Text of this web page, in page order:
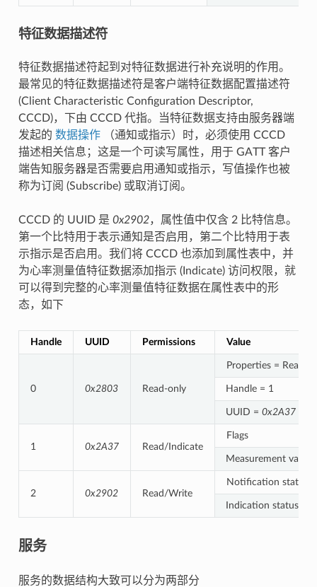
特征数据描述符
特征数据描述符起到对特征数据进行补充说明的作用。
最常见的特征数据描述符是客户端特征数据配置描述符
(Client Characteristic Configuration Descriptor,
CCCD)，下由 CCCD 代指。当特征数据支持由服务器端
发起的 数据操作（通知或指示）时，必须使用 CCCD
描述相关信息；这是一个可读写属性，用于 GATT 客户
端告知服务器是否需要启用通知或指示，写值操作也被
称为订阅 (Subscribe) 或取消订阅。
CCCD 的 UUID 是 0x2902，属性值中仅含 2 比特信息。
第一个比特用于表示通知是否启用，第二个比特用于表
示指示是否启用。我们将 CCCD 也添加到属性表中，并
为心率测量值特征数据添加指示 (Indicate) 访问权限，就
可以得到完整的心率测量值特征数据在属性表中的形
态，如下
Handle UUID Permissions Value
0 0x2803 Read-only
Properties = Read/
Handle = 1
UUID = 0x2A37
1 0x2A37 Read/Indicate
Flags
Measurement value
2 0x2902 Read/Write
Notification status
Indication status
服务
服务的数据结构大致可以分为两部分